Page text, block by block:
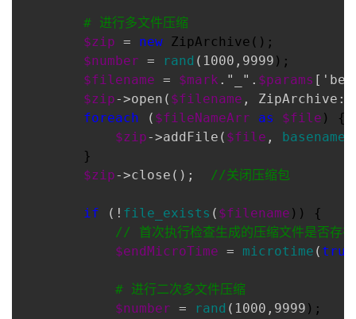
# 进行多文件压缩
$zip = new ZipArchive();
$number = rand (1000,9999 );
$filename = $mark ."_". $params
$zip->open( $filename ,
foreach ( $fileNameArr as $file ) {
$zip->addFile( $file , basename
        }
$zip->close(); //关闭压缩包
if (! file_exists ( $filename )) {
//
首次执行检查生成的压缩文件是否存
$endMicroTime = microtime ( true
# 进行二次多文件压缩
$number = rand (1000,9999 );